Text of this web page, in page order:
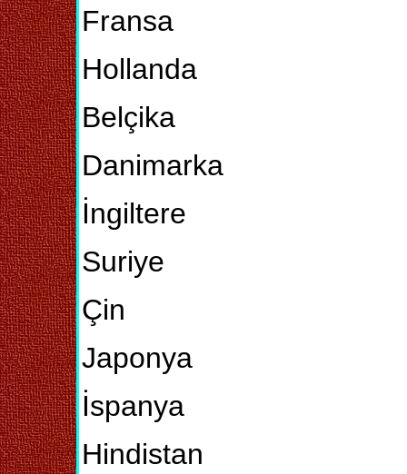
Fransa
Hollanda
Belçika
Danimarka
İngiltere
Suriye
Çin
Japonya
İspanya
Hindistan